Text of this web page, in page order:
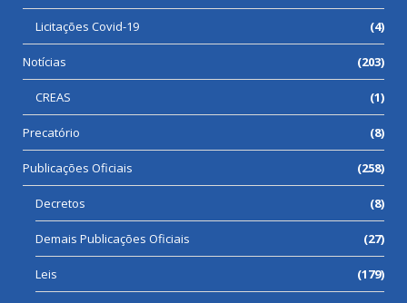
Licitações Covid-19 (4)
Notícias (203)
CREAS (1)
Precatório (8)
Publicações Oficiais (258)
Decretos (8)
Demais Publicações Oficiais (27)
Leis (179)